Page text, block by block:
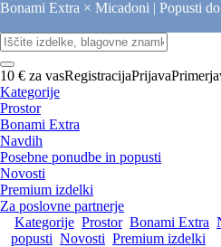
Bonami Extra × Micadoni | Popusti
10 € za vasRegistracijaPrijava
Kategorije
Prostor
Bonami Extra
Navdih
Posebne ponudbe in popusti
Novosti
Premium izdelki
Za poslovne partnerje
Kategorije Prostor Bonami Extra
popusti Novosti Premium izdelki